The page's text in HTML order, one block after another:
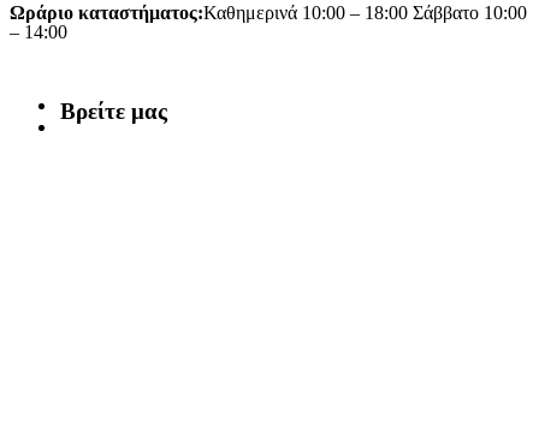
Ωράριο καταστήματος:Καθημερινά 10:00 – 18:00 Σάββατο 10:00
– 14:00
Βρείτε μας